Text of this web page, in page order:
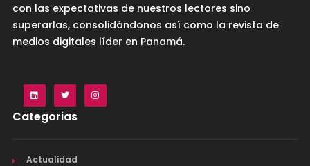
con las expectativas de nuestros lectores sino
superarlas, consolidándonos así como la revista de
medios digitales líder en Panamá.
Categorias
Actualidad